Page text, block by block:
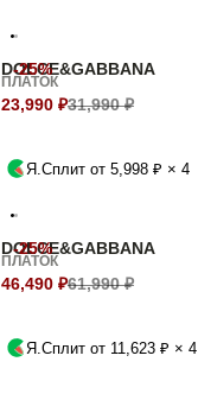
-25%
DOLCE&GABBANA
ПЛАТОК
23,990 ₽31,990 ₽
Я.Сплит от 5,998 ₽ × 4
-25%
DOLCE&GABBANA
ПЛАТОК
46,490 ₽61,990 ₽
Я.Сплит от 11,623 ₽ × 4